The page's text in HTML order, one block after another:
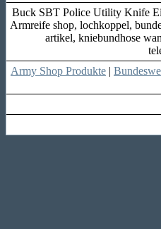
Buck SBT Police Utility Knife
Armreife shop, lochkoppel,
artikel, kniebundhose
Army Shop Produkte |